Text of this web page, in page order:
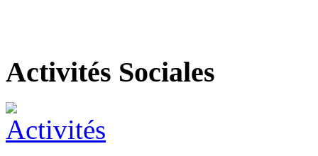
Activités Sociales